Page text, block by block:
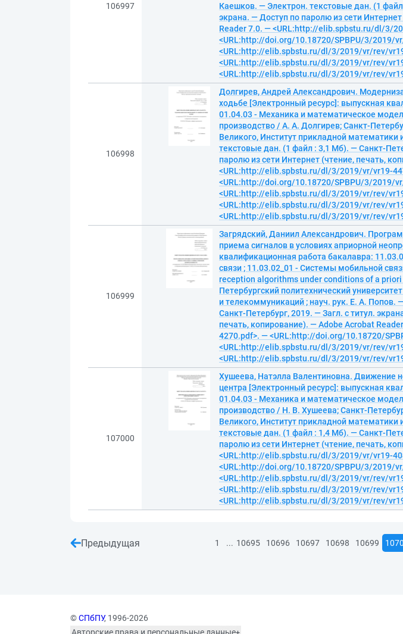
106997
Каешков. — Электрон. текстовые дан. (1
экрана. — Доступ по паролю из сети
Reader 7.0. — <URL:http://elib.spbstu.ru/dl/3/
<URL:http://doi.org/10.18720/SPBPU/3/2019/
<URL:http://elib.spbstu.ru/dl/3/2019/vr/rev/
<URL:http://elib.spbstu.ru/dl/3/2019/vr/rev/
<URL:http://elib.spbstu.ru/dl/3/2019/vr/rev/
106998
Долгирев, Андрей Александрович.
ходьбе [Электронный ресурс]: выпускная
01.04.03 - Механика и математическое
производство / А. А. Долгирев; Санкт-
Великого, Институт прикладной
текстовые дан. (1 файл : 3,1 Мб). — Санкт-
паролю из сети Интернет (чтение, печать,
<URL:http://elib.spbstu.ru/dl/3/2019/vr/vr19-
<URL:http://doi.org/10.18720/SPBPU/3/2019/
<URL:http://elib.spbstu.ru/dl/3/2019/vr/rev/
<URL:http://elib.spbstu.ru/dl/3/2019/vr/rev/
<URL:http://elib.spbstu.ru/dl/3/2019/vr/rev/
106999
Загрядский, Даниил Александрович.
приема сигналов в условиях априорной
квалификационная работа бакалавра:
связи ; 11.03.02_01 - Системы мобильной
reception algorithms under conditions of a
Петербургский политехнический
и телекоммуникаций ; науч. рук. Е. А.
Санкт-Петербург, 2019. — Загл. с титул.
печать, копирование). — Adobe Acrobat
4270.pdf>. — <URL:http://doi.org/10.18720/
<URL:http://elib.spbstu.ru/dl/3/2019/vr/rev/
<URL:http://elib.spbstu.ru/dl/3/2019/vr/rev/
107000
Хушеева, Натэлла Валентиновна. Движение
центра [Электронный ресурс]: выпускная
01.04.03 - Механика и математическое
производство / Н. В. Хушеева; Санкт-
Великого, Институт прикладной
текстовые дан. (1 файл : 1,4 Мб). — Санкт-
паролю из сети Интернет (чтение, печать,
<URL:http://elib.spbstu.ru/dl/3/2019/vr/vr19-
<URL:http://doi.org/10.18720/SPBPU/3/2019/
<URL:http://elib.spbstu.ru/dl/3/2019/vr/rev/
<URL:http://elib.spbstu.ru/dl/3/2019/vr/rev/
<URL:http://elib.spbstu.ru/dl/3/2019/vr/rev/
Предыдущая 1 ... 10695 10696 10697 10698 10699
©СПбПУ, 1996-2026